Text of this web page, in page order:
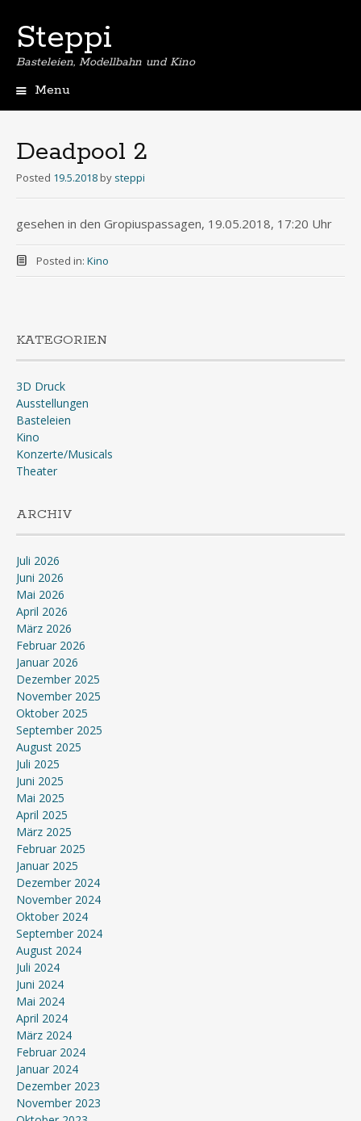
Steppi
Basteleien, Modellbahn und Kino
Menu
Deadpool 2
Posted 19.5.2018 by steppi
gesehen in den Gropiuspassagen, 19.05.2018, 17:20 Uhr
Posted in: Kino
KATEGORIEN
3D Druck
Ausstellungen
Basteleien
Kino
Konzerte/Musicals
Theater
ARCHIV
Juli 2026
Juni 2026
Mai 2026
April 2026
März 2026
Februar 2026
Januar 2026
Dezember 2025
November 2025
Oktober 2025
September 2025
August 2025
Juli 2025
Juni 2025
Mai 2025
April 2025
März 2025
Februar 2025
Januar 2025
Dezember 2024
November 2024
Oktober 2024
September 2024
August 2024
Juli 2024
Juni 2024
Mai 2024
April 2024
März 2024
Februar 2024
Januar 2024
Dezember 2023
November 2023